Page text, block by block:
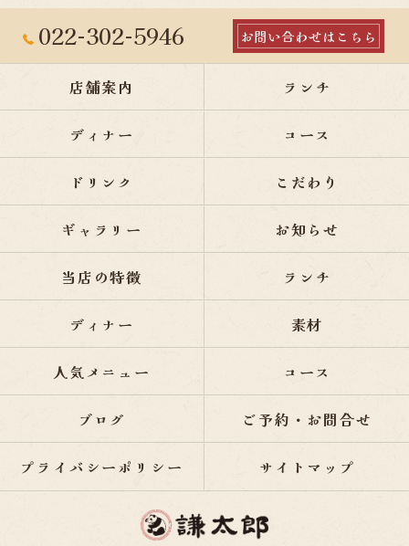
022-302-5946 お問い合わせはこちら
店舗案内 ランチ
ディナー コース
ドリンク こだわり
ギャラリー お知らせ
当店の特徴 ランチ
ディナー 素材
人気メニュー コース
ブログ ご予約・お問合せ
プライバシーポリシー サイトマップ